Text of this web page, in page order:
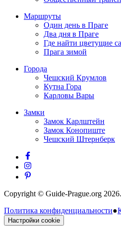
Маршруты
Один день в Праге
Два дня в Праге
Где найти цветущие
Прага зимой
Города
Чешский Крумлов
Кутна Гора
Карловы Вары
Замки
Замок Карлштейн
Замок Конопиште
Чешский Штернберк
Copyright © Guide-Prague.org
Политика конфиденциальности●
Настройки cookie